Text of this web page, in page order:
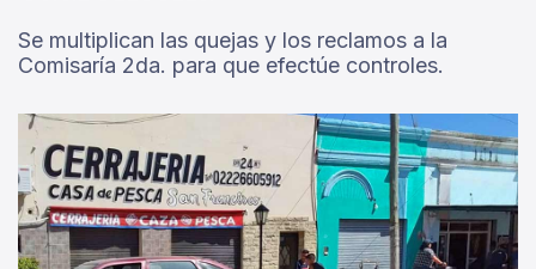
Se multiplican las quejas y los reclamos a la
Comisaría 2da. para que efectúe controles.